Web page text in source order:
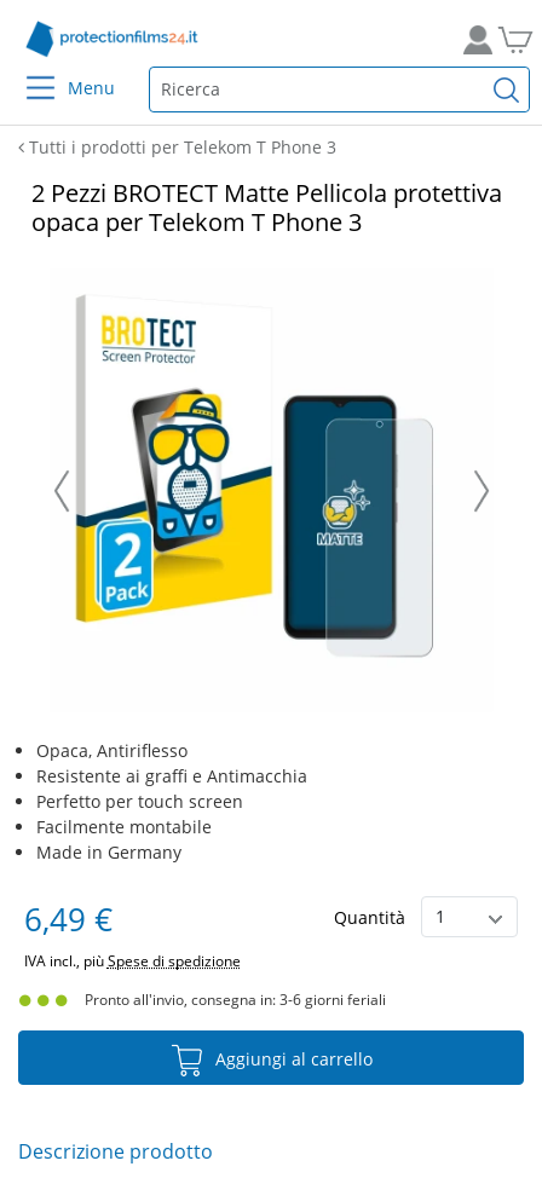
Menu
Tutti i prodotti per Telekom T Phone 3
2 Pezzi BROTECT Matte Pellicola protettiva
opaca per Telekom T Phone 3
Opaca, Antiriflesso
Resistente ai graffi e Antimacchia
Perfetto per touch screen
Facilmente montabile
Made in Germany
6,49 € Quantità
IVA incl., piùSpese di spedizione
Pronto all'invio, consegna in: 3-6 giorni feriali
Aggiungi al carrello
Descrizione prodotto